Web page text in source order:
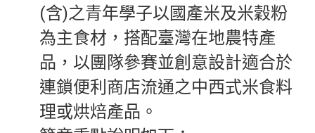
(含)之青年學子以國產米及米穀粉
為主食材，搭配臺灣在地農特產
品，以團隊參賽並創意設計適合於
連鎖便利商店流通之中西式米食料
理或烘焙產品。